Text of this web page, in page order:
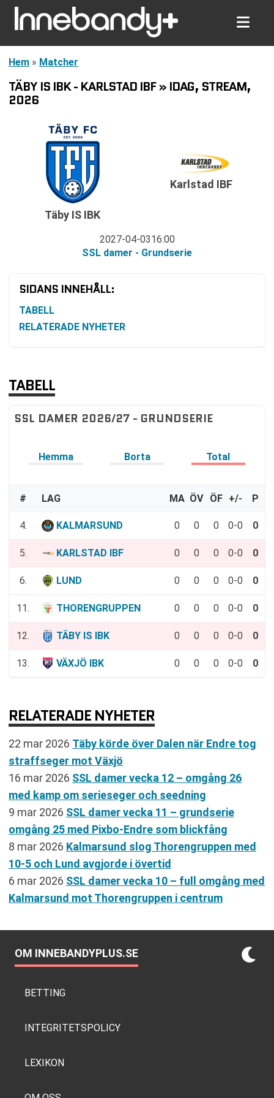
Hem » Matcher
TÄBY IS IBK - KARLSTAD IBF » IDAG, STREAM,
2026
Täby IS IBK
2027-04-0316:00
SSL damer - Grundserie
Karlstad IBF
SIDANS INNEHÅLL:
TABELL
RELATERADE NYHETER
TABELL
SSL DAMER 2026/27 - GRUNDSERIE
Hemma Borta Total
# LAG MA ÖV ÖF +/- P
4. KALMARSUND 0 0 0 0-0 0
5. KARLSTAD IBF 0 0 0 0-0 0
6. LUND 0 0 0 0-0 0
11. THORENGRUPPEN 0 0 0 0-0 0
12. TÄBY IS IBK 0 0 0 0-0 0
13. VÄXJÖ IBK 0 0 0 0-0 0
RELATERADE NYHETER
22 mar 2026 Täby körde över Dalen när Endre tog
straffseger mot Växjö
16 mar 2026 SSL damer vecka 12 – omgång 26
med kamp om serieseger och seedning
9 mar 2026 SSL damer vecka 11 – grundserie
omgång 25 med Pixbo-Endre som blickfång
8 mar 2026 Kalmarsund slog Thorengruppen med
10-5 och Lund avgjorde i övertid
6 mar 2026 SSL damer vecka 10 – full omgång med
Kalmarsund mot Thorengruppen i centrum
OM INNEBANDYPLUS.SE
BETTING
INTEGRITETSPOLICY
LEXIKON